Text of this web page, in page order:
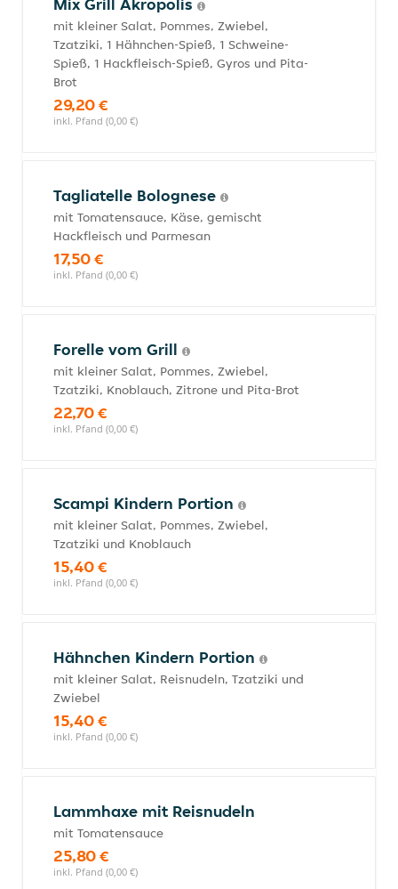
mit kleiner Salat, Pommes, Zwiebel,
Tzatziki, 1 Hähnchen-Spieß, 1 Schweine-
Spieß, 1 Hackfleisch-Spieß, Gyros und Pita-
Brot
29,20 €
inkl. Pfand (0,00 €)
Tagliatelle Bolognese
mit Tomatensauce, Käse, gemischt
Hackfleisch und Parmesan
17,50 €
inkl. Pfand (0,00 €)
Forelle vom Grill
mit kleiner Salat, Pommes, Zwiebel,
Tzatziki, Knoblauch, Zitrone und Pita-Brot
22,70 €
inkl. Pfand (0,00 €)
Scampi Kindern Portion
mit kleiner Salat, Pommes, Zwiebel,
Tzatziki und Knoblauch
15,40 €
inkl. Pfand (0,00 €)
Hähnchen Kindern Portion
mit kleiner Salat, Reisnudeln, Tzatziki und
Zwiebel
15,40 €
inkl. Pfand (0,00 €)
Lammhaxe mit Reisnudeln
mit Tomatensauce
25,80 €
inkl. Pfand (0,00 €)